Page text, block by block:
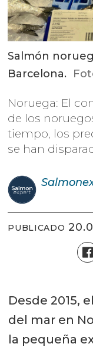
Salmón
Barcelona.
Noruega: El
de los
tiempo, los
se han
PUBLICADO
Desde 2015,
del mar en
la pequeña